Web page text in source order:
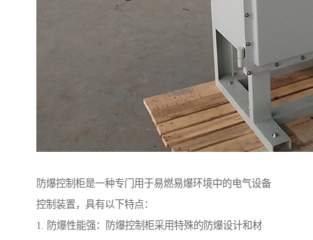
防爆控制柜是一种专门用于易燃易爆环境中的电气设备
控制装置，具有以下特点：
1. 防爆性能强：防爆控制柜采用特殊的防爆设计和材